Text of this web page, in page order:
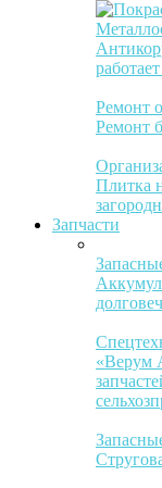
Ремонт
Ремонт
Плитка
Запчасти
«Верум